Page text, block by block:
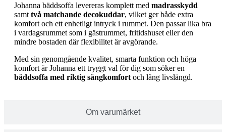
Om varumärket
Johanna bäddsoffa levereras komplett med madrasskydd
samt två matchande decokuddar, vilket ger både extra
komfort och ett enhetligt intryck i rummet. Den passar lika bra
i vardagsrummet som i gästrummet, fritidshuset eller den
mindre bostaden där flexibilitet är avgörande.
Med sin genomgående kvalitet, smarta funktion och höga
komfort är Johanna ett tryggt val för dig som söker en
bäddsoffa med riktig sängkomfort och lång livslängd.